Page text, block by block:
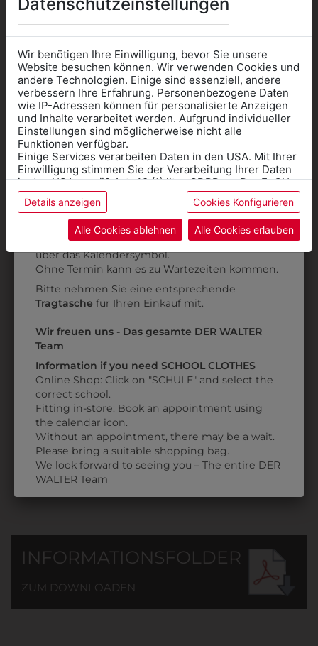
0ISK02102001
KINDERSWEATER
GRAU MIT
SCHULLOGO
€ 29,90
0ISK02102101
KINDER
KAPUZENSWEATER
GRAU MIT
SCHULLOGO
€ 34,90
ZULETZT ANGESEHEN
1ISK02103801
SWEATJACKE
GRAU
MIT
SCHULLOGO
€ 44,90
INFORMATIONSFOLDER
ZUM DOWNLOADEN
Wir benötigen Ihre Einwilligung, bevor Sie unsere
Website besuchen können. Wir verwenden Cookies und
andere Technologien. Einige sind essenziell, andere
verbessern Ihre Erfahrung. Personenbezogene Daten
wie IP-Adressen können für personalisierte Anzeigen
und Inhalte verarbeitet werden. Aufgrund individueller
Einstellungen sind möglicherweise nicht alle
Funktionen verfügbar.
Einige Services verarbeiten Daten in den USA. Mit Ihrer
Einwilligung stimmen Sie der Verarbeitung Ihrer Daten
in den USA gemäß Art. 49 (1) lit. a GDPR zu. Der EuGH
stuft die USA als Land mit unzureichendem Datenschutz
ein, und es besteht das Risiko, dass US-Behörden
Daten ohne Klagemöglichkeit für Europäer überwachen.
Datenschutzerklärungbzw. im
Details anzeigen Cookies Konfigurieren
Alle Cookies ablehnen Alle Cookies erlauben
Informationen wenn Sie
Kleidung
für die SCHULE
benötigen
Online Shop: Klick auf SCHULE in der
Kategorie und die richtige Schule auswählen.
AnprobeVorort im Geschäft: Termin buchen
über das Kalendersymbol.
Ohne Termin kann es zu Wartezeiten kommen.
Bitte nehmen Sie eine entsprechende
Tragtasche für Ihren Einkauf mit.
Wir freuen uns - Das gesamte DER WALTER
Team
Information if you need SCHOOL CLOTHES
Online Shop: Click on "SCHULE" and select the
correct school.
Fitting in-store: Book an appointment using
the calendar icon.
Without an appointment, there may be a wait.
Please bring a suitable shopping bag.
We look forward to seeing you – The entire DER
WALTER Team